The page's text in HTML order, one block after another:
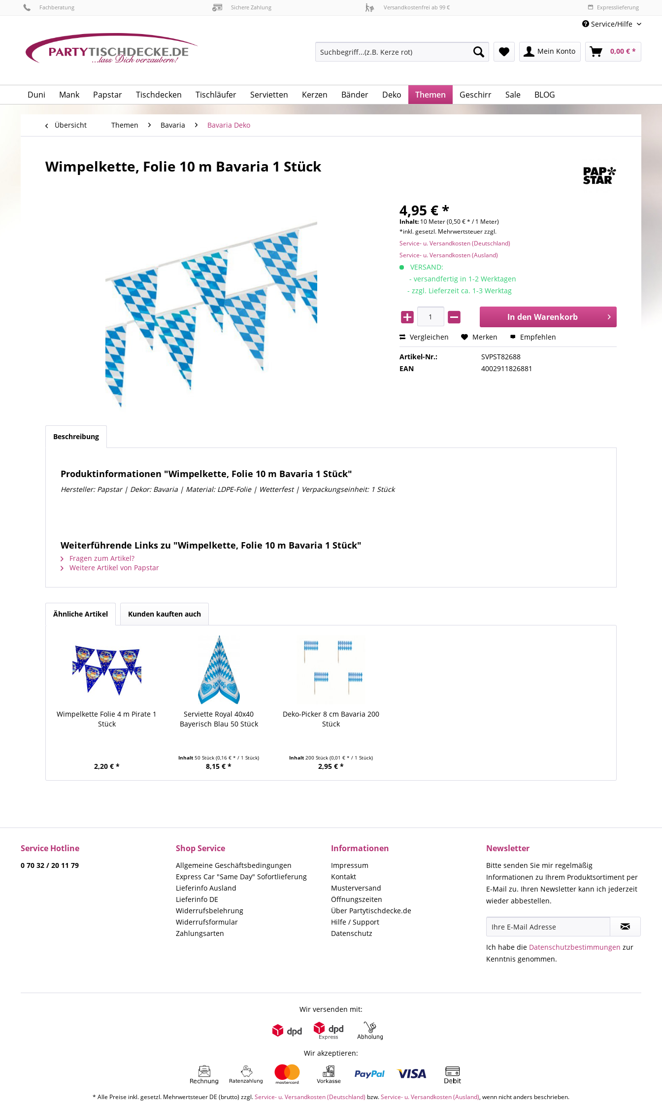
Fachberatung Sichere Zahlung Versandkostenfrei ab 99 € Expresslieferung
Service/Hilfe
Mein Konto 0,00 € *
Duni Mank Papstar Tischdecken Tischläufer Servietten Kerzen Bänder Deko Themen Geschirr Sale BLOG
Übersicht Themen Bavaria Bavaria Deko
Wimpelkette, Folie 10 m Bavaria 1 Stück
4,95 € *
Inhalt: 10 Meter (0,50 € * / 1 Meter)
*inkl. gesetzl. Mehrwertsteuer zzgl.
Service- u. Versandkosten (Deutschland)
Service- u. Versandkosten (Ausland)
VERSAND:
- versandfertig in 1-2 Werktagen
- zzgl. Lieferzeit ca. 1-3 Werktag
In den Warenkorb
Vergleichen Merken Empfehlen
Artikel-Nr.:
SVPST82688
EAN
4002911826881
Beschreibung
Produktinformationen "Wimpelkette, Folie 10 m Bavaria 1 Stück"
Hersteller: Papstar | Dekor: Bavaria | Material: LDPE-Folie | Wetterfest | Verpackungseinheit: 1 Stück
Weiterführende Links zu "Wimpelkette, Folie 10 m Bavaria 1 Stück"
Fragen zum Artikel?
Weitere Artikel von Papstar
Ähnliche Artikel Kunden kauften auch
Wimpelkette Folie 4 m Pirate 1
Stück
2,20 € *
Serviette Royal 40x40
Bayerisch Blau 50 Stück
Inhalt50 Stück(0,16 € * / 1 Stück)
8,15 € *
Deko-Picker 8 cm Bavaria 200
Stück
Inhalt 200 Stück (0,01 € * / 1 Stück)
2,95 € *
Service Hotline
0 70 32 / 20 11 79
Shop Service
Allgemeine Geschäftsbedingungen
Express Car "Same Day" Sofortlieferung
Lieferinfo Ausland
Lieferinfo DE
Widerrufsbelehrung
Widerrufsformular
Zahlungsarten
Informationen
Impressum
Kontakt
Musterversand
Öffnungszeiten
Über Partytischdecke.de
Hilfe / Support
Datenschutz
Newsletter
Bitte senden Sie mir regelmäßig
Informationen zu Ihrem Produktsortiment per
E-Mail zu. Ihren Newsletter kann ich jederzeit
wieder abbestellen.
Ich habe die Datenschutzbestimmungen zur
Kenntnis genommen.
Wir versenden mit:
Wir akzeptieren:
* Alle Preise inkl. gesetzl. Mehrwertsteuer DE (brutto) zzgl.Service- u. Versandkosten (Deutschland) bzw.Service- u. Versandkosten (Ausland), wenn nicht anders beschrieben.